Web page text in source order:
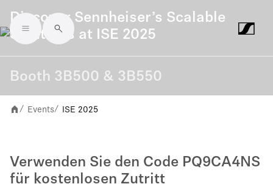
Skip to main content
Discover Sennheiser’s Scalable
Solutions at ISE 2025
Booth 3B500 & 3B550
/ Events/ ISE 2025
Verwenden Sie den Code PQ9CA4NS
für kostenlosen Zutritt